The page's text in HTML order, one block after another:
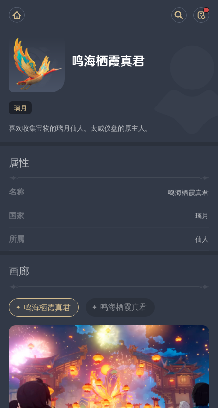
鸣海栖霞真君
璃月
喜欢收集宝物的璃月仙人。太威仪盘的原主人。
属性
名称 鸣海栖霞真君
国家 璃月
所属 仙人
画廊
鸣海栖霞真君 鸣海栖霞真君